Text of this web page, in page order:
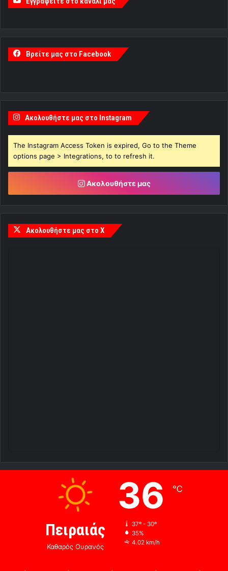
Βρείτε μας στο Facebook
Ακολουθήστε μας στο Instagram
The Instagram Access Token is expired, Go to the Theme
options page > Integrations, to to refresh it.
Ακολουθήστε μας
Ακολουθήστε μας στο X
Πειραιάς
Καθαρός Ουρανός
36 ℃
37º - 30º
35%
4.02 km/h